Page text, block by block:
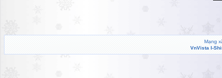
Mạng
VnVista I-